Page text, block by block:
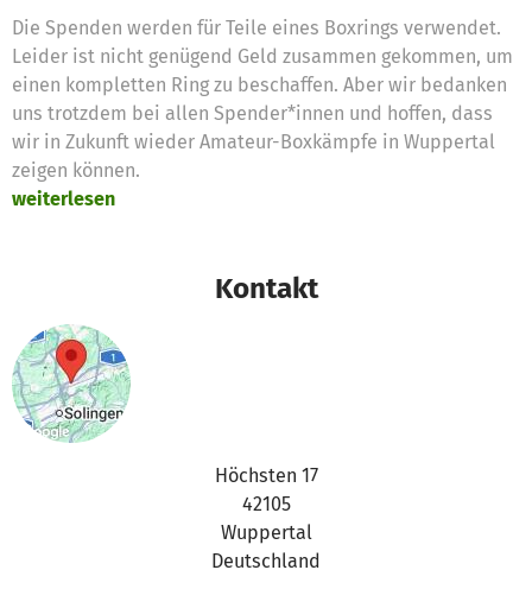
Die Spenden werden für Teile eines Boxrings verwendet.
Leider ist nicht genügend Geld zusammen gekommen, um
einen kompletten Ring zu beschaffen. Aber wir bedanken
uns trotzdem bei allen Spender*innen und hoffen, dass
wir in Zukunft wieder Amateur-Boxkämpfe in Wuppertal
zeigen können.
weiterlesen
Kontakt
Höchsten 17
42105
Wuppertal
Deutschland